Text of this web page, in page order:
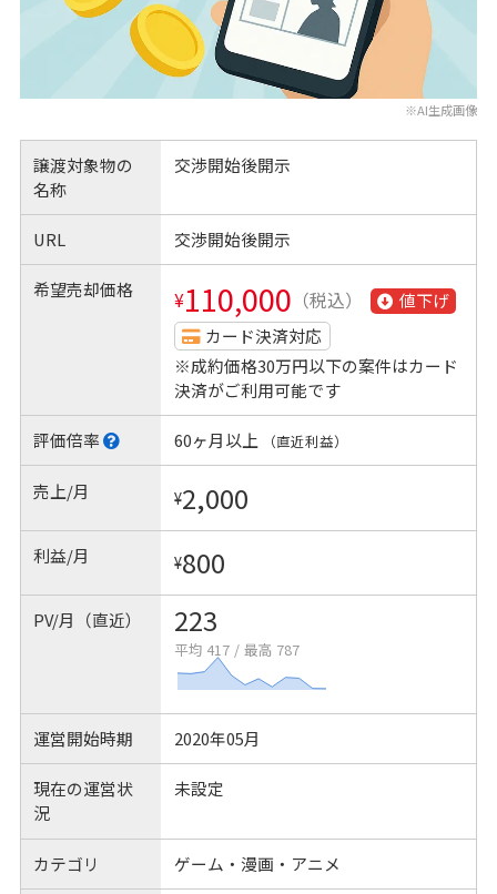
※AI生成画像
譲渡対象物の
名称
交渉開始後開示
URL 交渉開始後開示
希望売却価格 ¥110,000 （税込）
値下げ
カード決済対応
※成約価格30万円以下の案件はカード
決済がご利用可能です
評価倍率 60ヶ月以上 （直近利益）
売上/月 ¥2,000
利益/月 ¥800
PV/月（直近） 223
平均 417 / 最高 787
運営開始時期 2020年05月
現在の運営状
況
未設定
カテゴリ ゲーム・漫画・アニメ